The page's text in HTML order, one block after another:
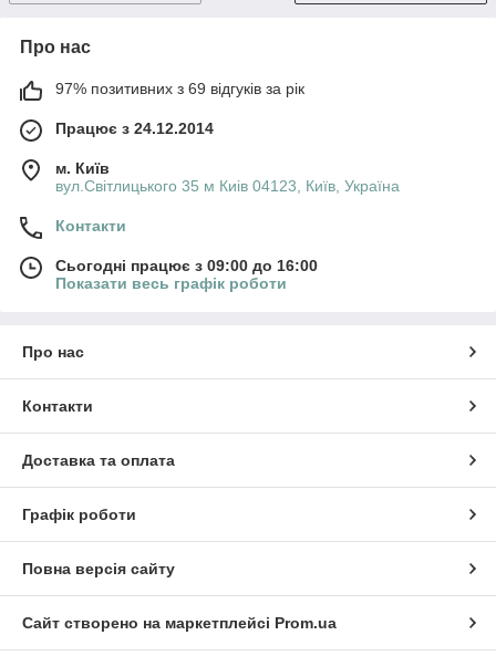
Про нас
97% позитивних з 69 відгуків за рік
Працює з 24.12.2014
м. Київ
вул.Світлицького 35 м Киів 04123, Київ, Україна
Контакти
Сьогодні працює з 09:00 до 16:00
Показати весь графік роботи
Про нас
Контакти
Доставка та оплата
Графік роботи
Повна версія сайту
Сайт створено на маркетплейсі Prom.ua